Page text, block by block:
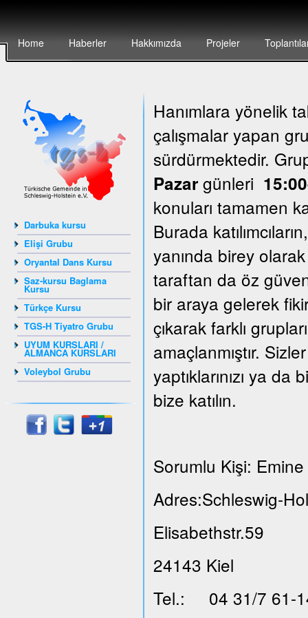
Home Haberler Hakkımızda Projeler
Darbuka kursu
Elişi Grubu
Oryantal Dans Kursu
Saz-kursu Baglama
Kursu
Türkçe Kursu
TGS-H Tiyatro Grubu
UYUM KURSLARI /
ALMANCA KURSLARI
Voleybol Grubu
Hanımlara yönelik
çalışmalar yapan
sürdürmektedir.
Pazargünleri
konuları tamamen
Burada
yanında birey
taraftan da öz
bir araya gelerek
çıkarak farklı
amaçlanmıştır.
yaptıklarınızı ya
bize katılın.
Sorumlu Kişi:
Adres:Schleswig-
Elisabethstr.59
24143 Kiel
Tel.: 04 31/7 61-